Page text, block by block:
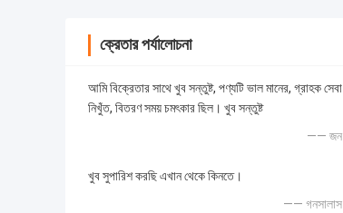
ক্রেতার পর্যালোচনা
আমি বিক্রেতার সাথে খুব সন্তুষ্ট, পণ্যটি ভাল মানের, গ্রাহক সেবা
নিখুঁত, বিতরণ সময় চমৎকার ছিল। খুব সন্তুষ্ট
—— জন
খুব সুপারিশ করছি এখান থেকে কিনতে।
—— গনসালাস